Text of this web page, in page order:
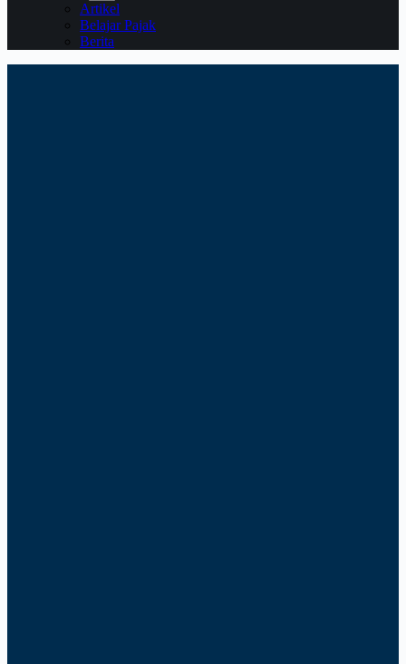
Artikel
Belajar Pajak
Berita